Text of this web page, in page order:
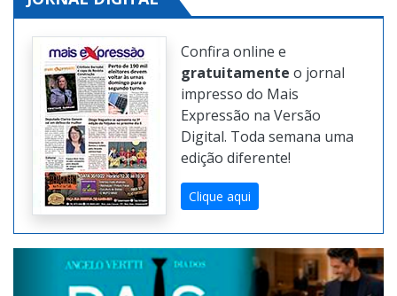
JORNAL DIGITAL
Confira online e
gratuitamenteo jornal
impresso do Mais
Expressão na Versão
Digital. Toda semana uma
edição diferente!
Clique aqui